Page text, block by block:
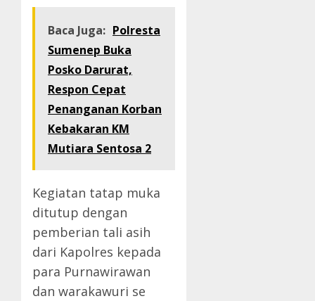
Baca Juga: Polresta
Sumenep Buka
Posko Darurat,
Respon Cepat
Penanganan Korban
Kebakaran KM
Mutiara Sentosa 2
Kegiatan tatap muka
ditutup dengan
pemberian tali asih
dari Kapolres kepada
para Purnawirawan
dan warakawuri se